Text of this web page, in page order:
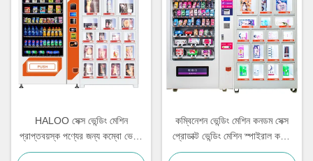
HALOO সেক্স ভেন্ডিং মেশিন
প্রাপ্তবয়স্ক পণ্যের জন্য কম্বো ভেন্ডিং
মেশিন
কম্বিনেশন ভেন্ডিং মেশিন কনডম সেক্স
প্রোডাক্ট ভেন্ডিং মেশিন স্পাইরাল কয়েল
স্লট